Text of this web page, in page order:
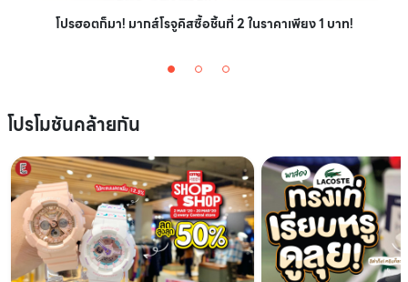
โปรฮอตก็มา! มากส์โรจูคิสซื้อชิ้นที่ 2 ในราคาเพียง 1 บาท!
โปรโมชันคล้ายกัน